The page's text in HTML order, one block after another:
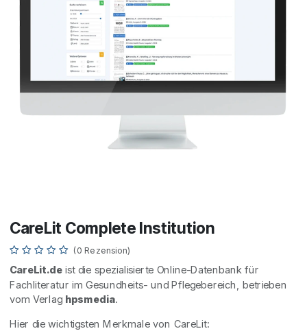
CareLit Complete Institution
(0 Rezension)
CareLit.deist die spezialisierte Online-Datenbank für
Fachliteratur im Gesundheits- und Pflegebereich, betrieben
vom Verlag hpsmedia.
Hier die wichtigsten Merkmale von CareLit: